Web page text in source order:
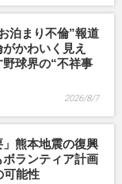
泊まり不倫”報道
かわいく見え
球界の“不祥事
2026/8/7
熊本地震の復興
ランティア計画
可能性